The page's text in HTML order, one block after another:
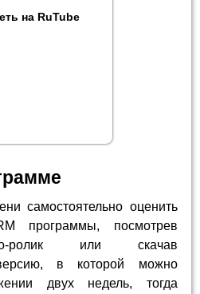
на RuTube
самостоятельно оценить
программы, посмотрев
ролик или скачав
в которой можно
двух недель, тогда